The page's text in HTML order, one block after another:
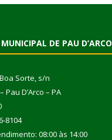
DE PAU D’ARCO
Sorte, s/n
Pau D’Arco – PA
8104
08:00 às 14:00